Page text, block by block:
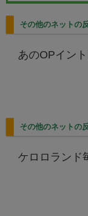
その他のネットの
あのOPイン
その他のネットの
ケロロランド